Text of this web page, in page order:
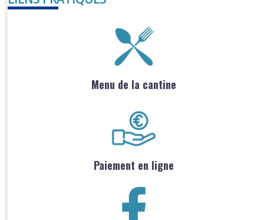
Menu de la cantine
Paiement en ligne